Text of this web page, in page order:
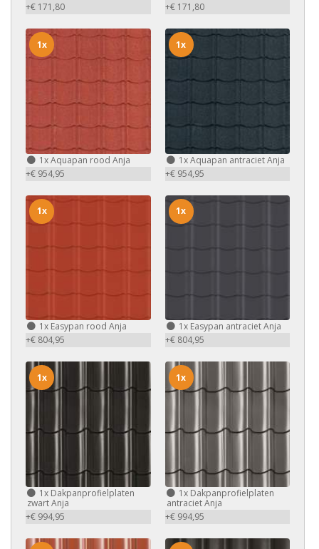
+€ 171,80
+€ 171,80
1xAquapan rood Anja
+€ 954,95
1x
1xAquapan antraciet Anja
+€ 954,95
1x
1x Easypan rood Anja
+€ 804,95
1x
1xEasypan antraciet Anja
+€ 804,95
1x
1x Dakpanprofielplaten
zwart Anja
+€ 994,95
1x
1xDakpanprofielplaten
antraciet Anja
+€ 994,95
1x